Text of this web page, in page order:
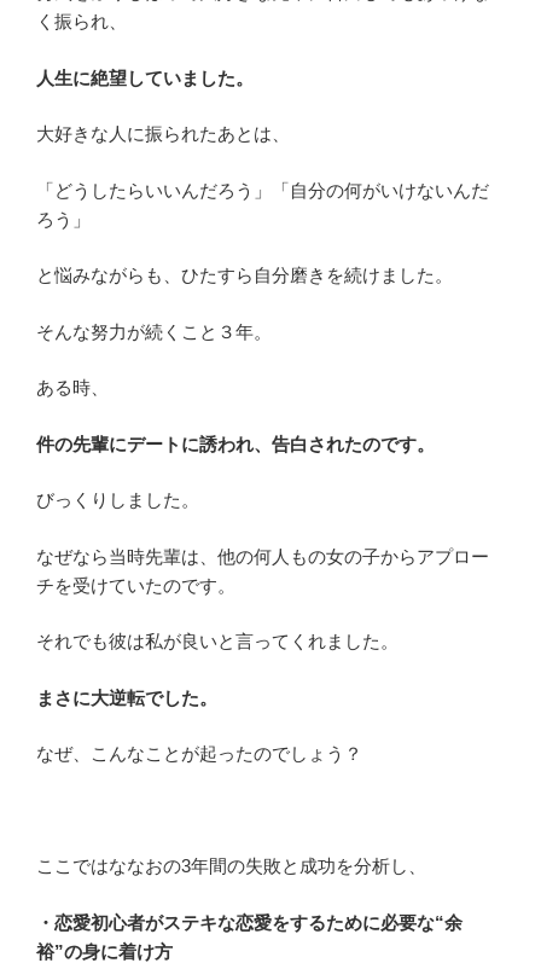
く振られ、
人生に絶望していました。
大好きな人に振られたあとは、
「どうしたらいいんだろう」「自分の何がいけないんだ
ろう」
と悩みながらも、ひたすら自分磨きを続けました。
そんな努力が続くこと３年。
ある時、
件の先輩にデートに誘われ、告白されたのです。
びっくりしました。
なぜなら当時先輩は、他の何人もの女の子からアプロー
チを受けていたのです。
それでも彼は私が良いと言ってくれました。
まさに大逆転でした。
なぜ、こんなことが起ったのでしょう？
ここではななおの3年間の失敗と成功を分析し、
・恋愛初心者がステキな恋愛をするために必要な“余
裕”の身に着け方